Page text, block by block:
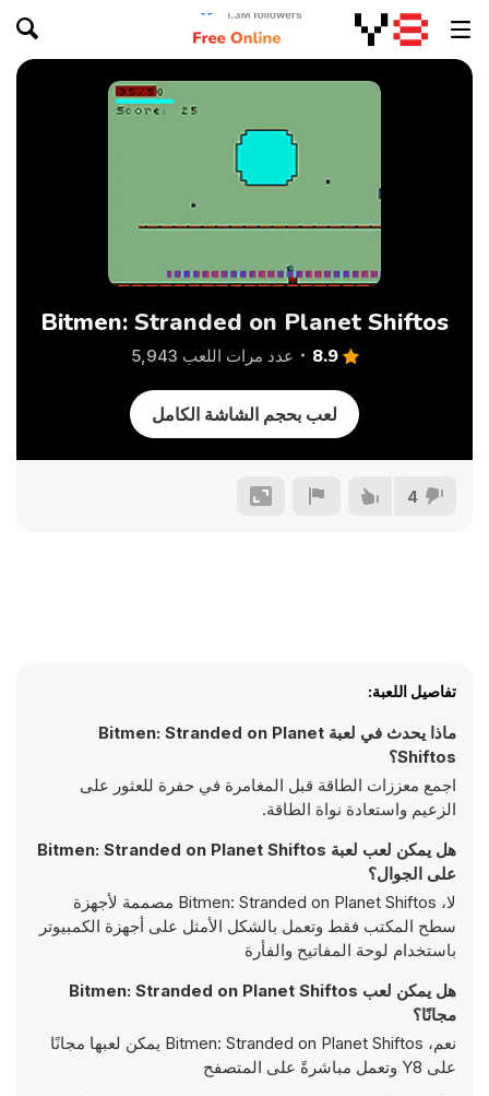
Bitmen: Stranded on Planet Shiftos
8.9 عدد مرات اللعب 5,943
لعب بحجم الشاشة الكامل
4
تفاصيل اللعبة:
ماذا يحدث في لعبة Bitmen: Stranded on Planet
Shiftos؟
اجمع معززات الطاقة قبل المغامرة في حفرة للعثور على
الزعيم واستعادة نواة الطاقة.
هل يمكن لعب لعبة Bitmen: Stranded on Planet Shiftos
على الجوال؟
لا، Bitmen: Stranded on Planet Shiftos مصممة لأجهزة
سطح المكتب فقط وتعمل بالشكل الأمثل على أجهزة الكمبيوتر
باستخدام لوحة المفاتيح والفأرة
هل يمكن لعب Bitmen: Stranded on Planet Shiftos
مجانًا؟
نعم، Bitmen: Stranded on Planet Shiftos يمكن لعبها مجانًا
على Y8 وتعمل مباشرةً على المتصفح